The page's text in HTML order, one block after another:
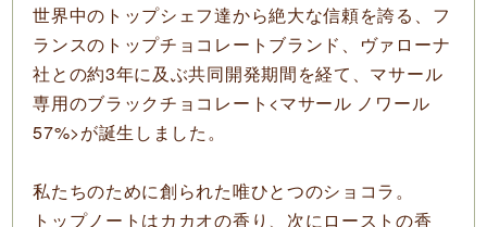
世界中のトップシェフ達から絶大な信頼を誇る、フ
ランスのトップチョコレートブランド、ヴァローナ
社との約3年に及ぶ共同開発期間を経て、マサール
専用のブラックチョコレート <マサール ノワール
57%>が誕生しました。
私たちのために創られた唯ひとつのショコラ。
トップノートはカカオの香り、次にローストの香